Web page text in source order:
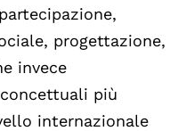
progettazione,
invece
più
internazionale